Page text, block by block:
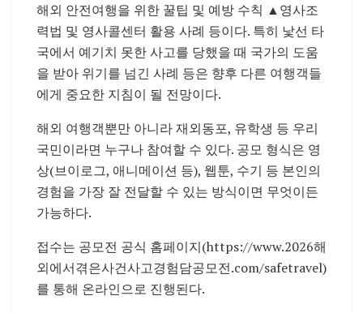
해외 안전여행을 위한 꿀팁 및 예방 수칙 ▲영사조
력법 및 영사콜센터 활용 사례 등이다. 특히 낯선 타
국에서 예기치 못한 사고를 당했을 때 국가의 도움
을 받아 위기를 넘긴 사례 등은 향후 다른 여행객들
에게 중요한 지침이 될 전망이다.
해외 여행객뿐만 아니라 재외동포, 유학생 등 우리
국민이라면 누구나 참여할 수 있다. 공모 형식은 영
상(브이로그, 애니메이션 등), 웹툰, 수기 등 본인의
경험을 가장 잘 전달할 수 있는 방식이면 무엇이든
가능하다.
접수는 공모전 공식 홈페이지(https://www.2026해
외에서겪은사건사고경험담공모전.com/safetravel)
를 통해 온라인으로 진행된다.